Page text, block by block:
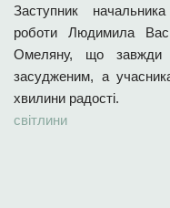
Заступник
роботи Людимила
Омеляну, що завжди
засудженим, а
хвилини радості.
світлини